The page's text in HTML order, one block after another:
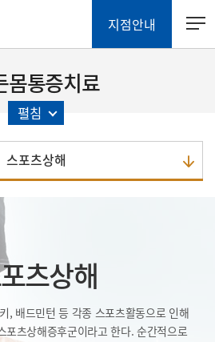
지점안내
몸통증치료
펼침
스포츠상해
츠상해
, 배드민턴 등 각종 스포츠활동으로 인해
포츠상해증후군이라고 한다. 순간적으로